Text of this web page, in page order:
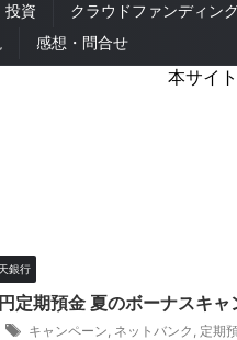
投資 クラウドファンディン
感想・問合せ
本サイ
銀行
定期預金 夏のボーナスキ
キャンペーン, ネットバンク , 定期